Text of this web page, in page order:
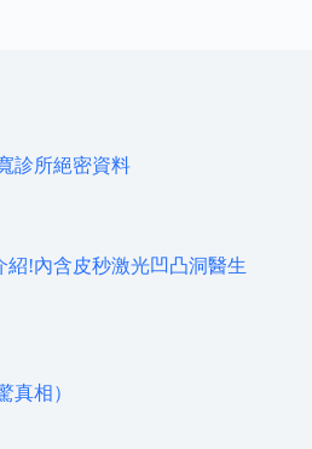
診所絕密資料
紹!內含皮秒激光凹凸洞醫生
真相）